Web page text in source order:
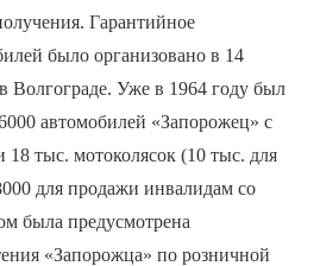
Гарантийное
было организовано в 14
Волгограде. Уже в 1964 году был
автомобилей «Запорожец» с
тыс. мотоколясок (10 тыс. для
для продажи инвалидам со
была предусмотрена
«Запорожца» по розничной